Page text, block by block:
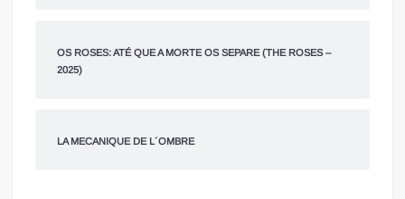
OS ROSES: ATÉ QUE A MORTE OS SEPARE (THE ROSES –
2025)
LA MECANIQUE DE L´OMBRE